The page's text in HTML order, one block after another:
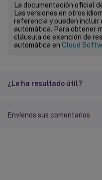
La documentación oficial
Las versiones en otros
referencia y pueden
automática. Para obtener
cláusula de exención de
automática en Cloud
¿Le ha resultado útil?
Envíenos sus comentarios